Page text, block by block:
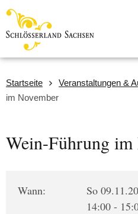
Startseite Veranstaltungen &
im November
Wein-Führung im
Wann:
So
14:00 -